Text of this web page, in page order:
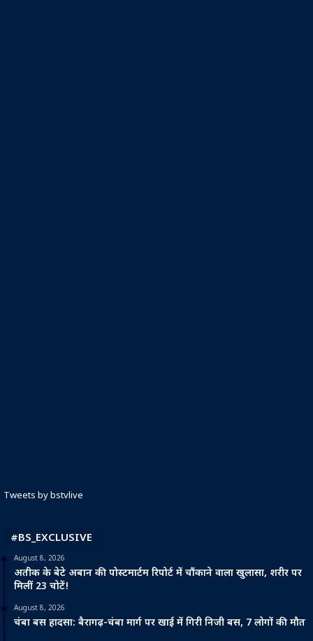
Tweets by bstvlive
#BS_EXCLUSIVE
August 8, 2026
अतीक के बेटे अबान की पोस्टमार्टम रिपोर्ट में चौंकाने वाला खुलासा, शरीर पर
मिलीं 23 चोटें!
August 8, 2026
चंबा बस हादसा: बैरागढ़-चंबा मार्ग पर खाई में गिरी निजी बस, 7 लोगों की मौत